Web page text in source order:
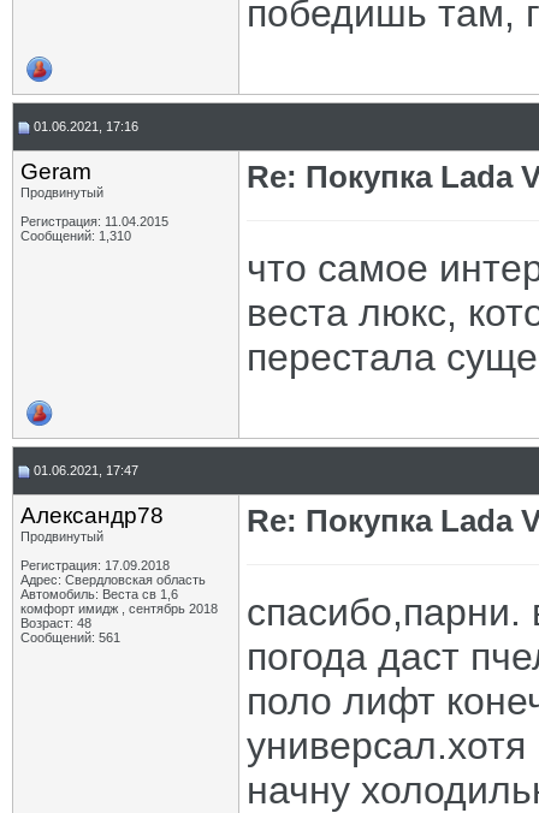
победишь там,
01.06.2021, 17:16
Geram
Продвинутый
Регистрация: 11.04.2015
Сообщений: 1,310
Re: Покупка Lada
что самое
веста люкс,
перестала
01.06.2021, 17:47
Александр78
Продвинутый
Регистрация: 17.09.2018
Адрес: Свердловская область
Автомобиль: Веста св 1,6
комфорт имидж , сентябрь 2018
Возраст: 48
Сообщений: 561
Re: Покупка Lada
спасибо,парни.
погода даст
поло лифт
универсал.хотя
начну